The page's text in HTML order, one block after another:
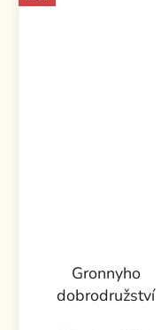
Gronnyho
dobrodružství